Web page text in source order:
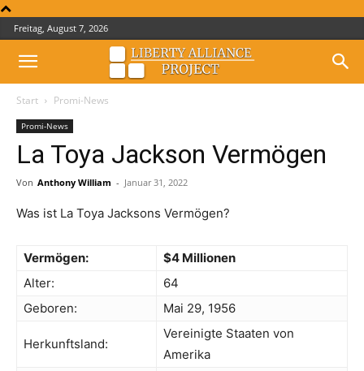
Freitag, August 7, 2026
Start Promi-News
Promi-News
La Toya Jackson Vermögen
Von Anthony William - Januar 31, 2022
Was ist La Toya Jacksons Vermögen?
Vermögen:
$4 Millionen
Alter:
64
Geboren:
Mai 29, 1956
Herkunftsland:
Vereinigte Staaten von
Amerika